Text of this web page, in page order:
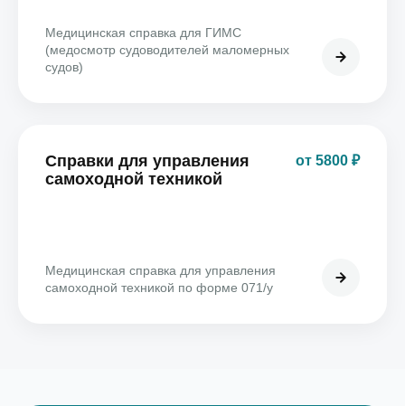
Медицинская справка для ГИМС
(медосмотр судоводителей маломерных
судов)
Справки для управления
самоходной техникой
от 5800 ₽
Медицинская справка для управления
самоходной техникой по форме 071/у